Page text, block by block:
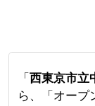
「 西東京市立
ら、「オープ